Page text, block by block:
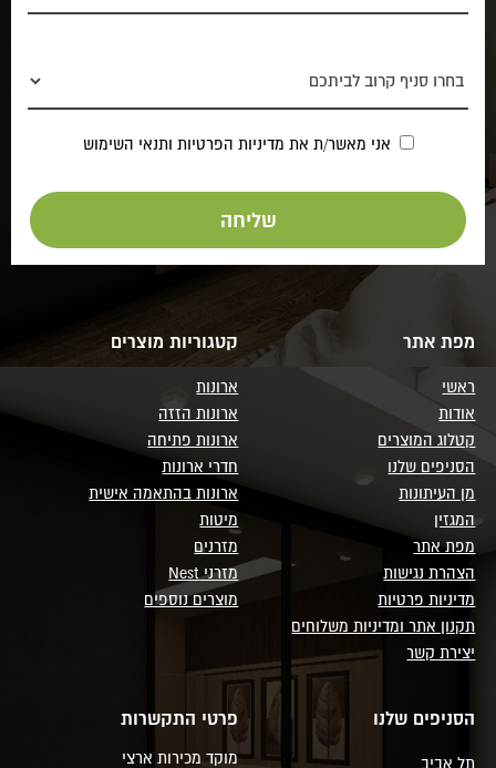
אני מאשר/ת את מדיניות הפרטיות ותנאי השימוש
מפת אתר
ראשי
אודות
קטלוג המוצרים
הסניפים שלנו
מן העיתונות
המגזין
מפת אתר
הצהרת נגישות
מדיניות פרטיות
תקנון אתר ומדיניות משלוחים
יצירת קשר
קטגוריות מוצרים
ארונות
ארונות הזזה
ארונות פתיחה
חדרי ארונות
ארונות בהתאמה אישית
מיטות
מזרנים
מזרני Nest
מוצרים נוספים
הסניפים שלנו
תל אביב
פרטי התקשרות
מוקד מכירות ארצי